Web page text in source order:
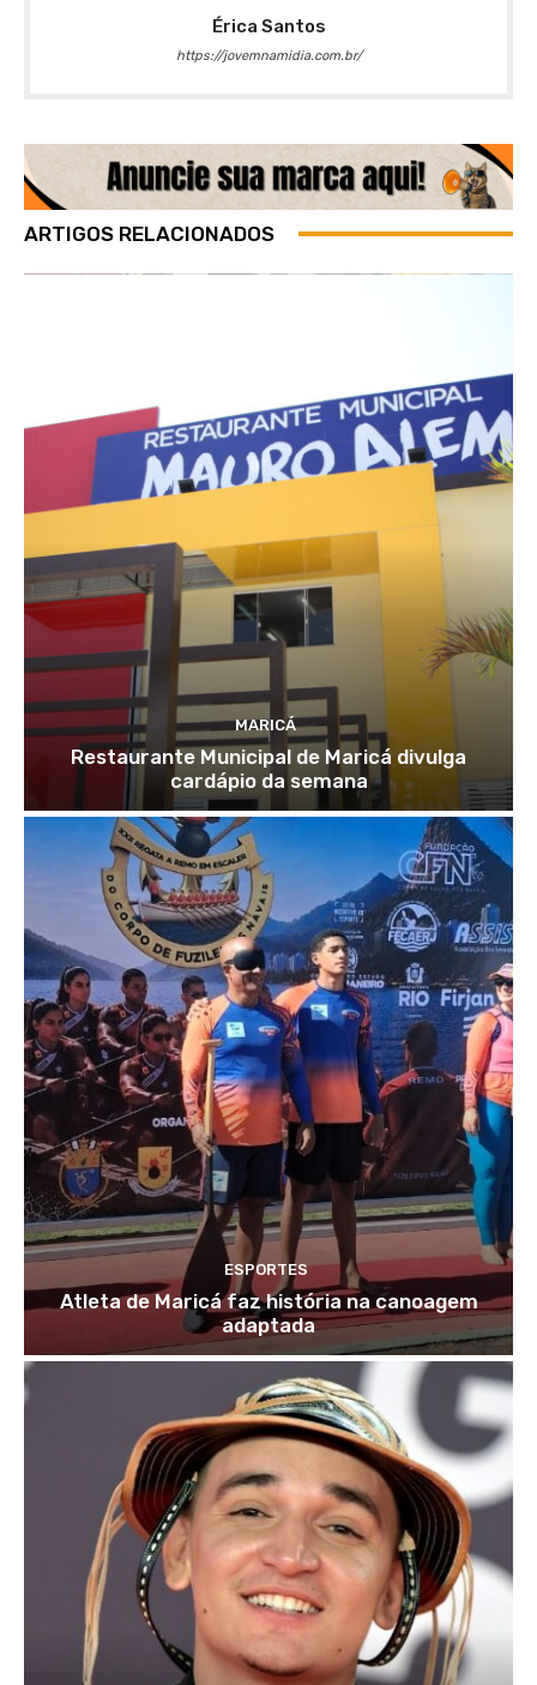
Érica Santos
https://jovemnamidia.com.br/
ARTIGOS RELACIONADOS
MARICÁ
Restaurante Municipal de Maricá divulga
cardápio da semana
ESPORTES
Atleta de Maricá faz história na canoagem
adaptada